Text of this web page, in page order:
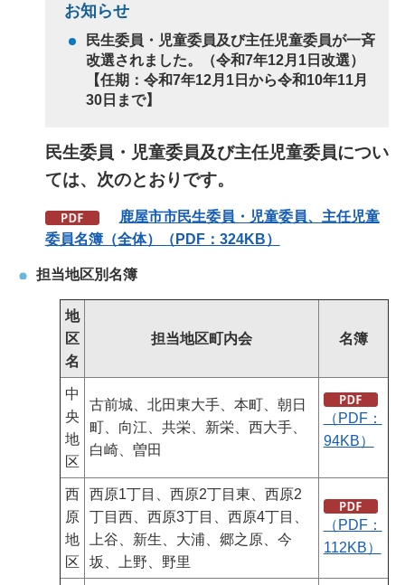
お知らせ
民生委員・児童委員及び主任児童委員が一斉
改選されました。（令和7年12月1日改選）
【任期：令和7年12月1日から令和10年11月
30日まで】
民生委員・児童委員及び主任児童委員につい
ては、次のとおりです。
鹿屋市市民生委員・児童委員、主任児童
委員名簿（全体）（PDF：324KB）
担当地区別名簿
地
区
名
担当地区町内会 名簿
中
央
地
区
古前城、北田東大手、本町、朝日
町、向江、共栄、新栄、西大手、
白崎、曽田
（PDF：
94KB）
西
原
地
区
西原1丁目、西原2丁目東、西原2
丁目西、西原3丁目、西原4丁目、
上谷、新生、大浦、郷之原、今
坂、上野、野里
（PDF：
112KB）